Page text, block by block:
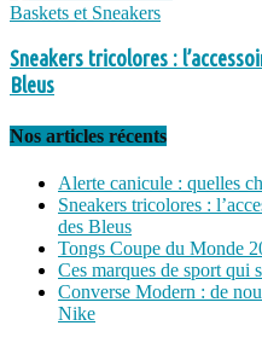
Baskets et Sneakers
Sneakers tricolores :
Bleus
Nos articles récents
Alerte canicule : quelles
Sneakers tricolores :
des Bleus
Tongs Coupe du Monde
Ces marques de sport qui
Converse Modern : de
Nike